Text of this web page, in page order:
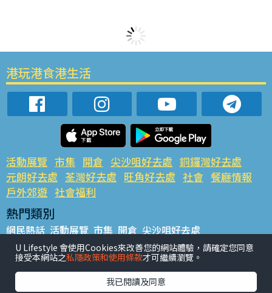
港玩港食港生活
活動展覽 市集 開倉 尖沙咀好去處 銅鑼灣好去處
元朗好去處 荃灣好去處 旺角好去處 社會 餐廳情報
戶外郊遊 社會福利
熱門類別
網民熱話 活動展覽 市集 開倉 尖沙咀好去處
銅鑼灣好去處 元朗好去處 荃灣好去處 旺角好去處 社會
餐廳情報 戶外郊遊
熱門標籤
U Lifestyle 會使用Cookies來改善您的網站體驗，請確定您同意
接受本網站之私隱政策和使用條款才可繼續瀏覽。
我已閱讀及同意